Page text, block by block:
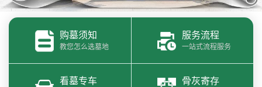
购墓须知
教您怎么选墓地
服务流程
一站式流程服务
看墓专车 骨灰寄存